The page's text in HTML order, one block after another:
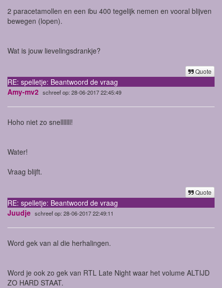
2 paracetamollen en een ibu 400 tegelijk nemen en vooral blijven
bewegen (lopen).
Wat is jouw lievelingsdrankje?
Quote
RE: spelletje: Beantwoord de vraag
Amy-mv2 schreef op: 28-06-2017 22:45:49
Hoho niet zo snelllllll!
Water!
Vraag blijft.
Quote
RE: spelletje: Beantwoord de vraag
Juudje schreef op: 28-06-2017 22:49:11
Word gek van al die herhalingen.
Word je ook zo gek van RTL Late Night waar het volume ALTIJD
ZO HARD STAAT.